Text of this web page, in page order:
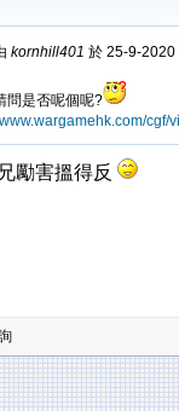
kornhill401 於 25-9-
問是否呢個呢?
勵害搵得反